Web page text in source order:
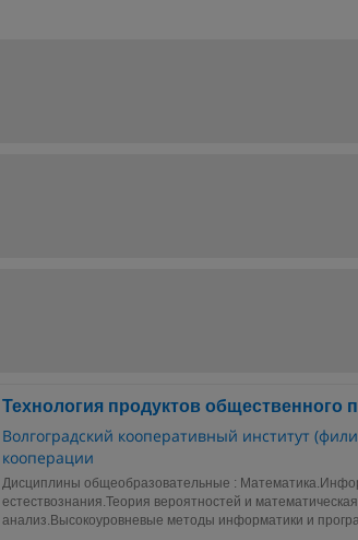
Технология продуктов общественного
Волгоградский кооперативный институт
кооперации
Дисциплины общеобразовательные :
естествознания.Теория вероятностей и
анализ.Высокоуровневые методы информатики и